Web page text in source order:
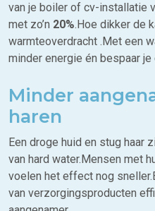
van je boiler of cv-installatie
met zo’n 20%.Hoe dikker de
warmteoverdracht .Met een
minder energie én bespaar je
Minder
haren
Een droge huid en stug haar
van hard water.Mensen met
voelen het effect nog
van verzorgingsproducten